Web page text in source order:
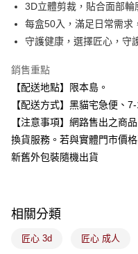
Google Pay
全盈+PAY
【大哥付你分期使用說明】
1.本服務由台灣大哥大提供，台
2.付款方式選擇「大哥付你分期
流程，驗證手機門號後，選擇欲
成交易。
3.實際核准額度、可分期數及費
【繳款方式說明】
1.分期款項不併入電信帳單，「
醒簡訊。
2.透過簡訊連結打開帳單後，可
ATM付款
運送方式
全家取貨付款
付款後全家取貨
3D立體剪裁，貼合面部輪
每盒50入，滿足日常需求
守護健康，選擇匠心，守
銷售重點
【配送地點】限本島。
【配送方式】黑貓宅急便、
【注意事項】網路售出之商
換貨服務。若與實體門市價
新舊外包裝隨機出貨
相關分類
匠心 3d 匠心 成人